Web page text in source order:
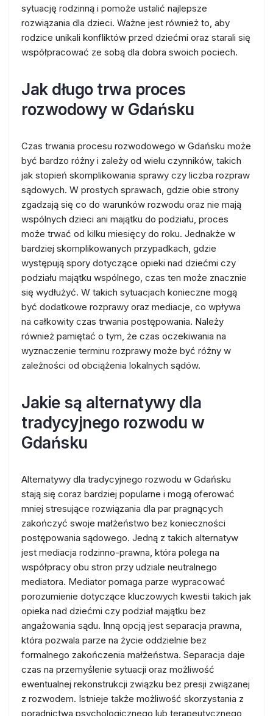
sytuację rodzinną i pomoże ustalić najlepsze
rozwiązania dla dzieci. Ważne jest również to, aby
rodzice unikali konfliktów przed dziećmi oraz starali się
współpracować ze sobą dla dobra swoich pociech.
Jak długo trwa proces
rozwodowy w Gdańsku
Czas trwania procesu rozwodowego w Gdańsku może
być bardzo różny i zależy od wielu czynników, takich
jak stopień skomplikowania sprawy czy liczba rozpraw
sądowych. W prostych sprawach, gdzie obie strony
zgadzają się co do warunków rozwodu oraz nie mają
wspólnych dzieci ani majątku do podziału, proces
może trwać od kilku miesięcy do roku. Jednakże w
bardziej skomplikowanych przypadkach, gdzie
występują spory dotyczące opieki nad dziećmi czy
podziału majątku wspólnego, czas ten może znacznie
się wydłużyć. W takich sytuacjach konieczne mogą
być dodatkowe rozprawy oraz mediacje, co wpływa
na całkowity czas trwania postępowania. Należy
również pamiętać o tym, że czas oczekiwania na
wyznaczenie terminu rozprawy może być różny w
zależności od obciążenia lokalnych sądów.
Jakie są alternatywy dla
tradycyjnego rozwodu w
Gdańsku
Alternatywy dla tradycyjnego rozwodu w Gdańsku
stają się coraz bardziej popularne i mogą oferować
mniej stresujące rozwiązania dla par pragnących
zakończyć swoje małżeństwo bez konieczności
postępowania sądowego. Jedną z takich alternatyw
jest mediacja rodzinno-prawna, która polega na
współpracy obu stron przy udziale neutralnego
mediatora. Mediator pomaga parze wypracować
porozumienie dotyczące kluczowych kwestii takich jak
opieka nad dziećmi czy podział majątku bez
angażowania sądu. Inną opcją jest separacja prawna,
która pozwala parze na życie oddzielnie bez
formalnego zakończenia małżeństwa. Separacja daje
czas na przemyślenie sytuacji oraz możliwość
ewentualnej rekonstrukcji związku bez presji związanej
z rozwodem. Istnieje także możliwość skorzystania z
poradnictwa psychologicznego lub terapeutycznego